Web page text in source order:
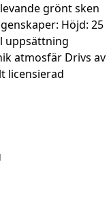
grönt sken
Höjd: 25
uppsättning
atmosfär Drivs av
licensierad